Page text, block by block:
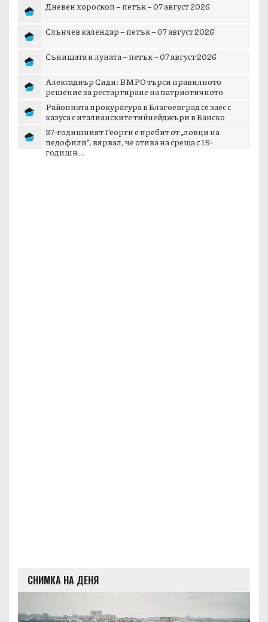
Дневен хороскоп – петък – 07 август 2026
Слънчев календар – петък – 07 август 2026
Сънищата и луната – петък – 07 август 2026
Алексаднър Сиди: ВМРО търси правилното
решение за рестартиране на патриотичното
пространст...
Районната прокуратура в Благоевград се заес с
казуса с италианските тийнейджъри в Банско
37-годишният Георги е пребит от „ловци на
педофили“, вярвал, че отива на среща с 15-
годишн...
СНИМКА НА ДЕНЯ